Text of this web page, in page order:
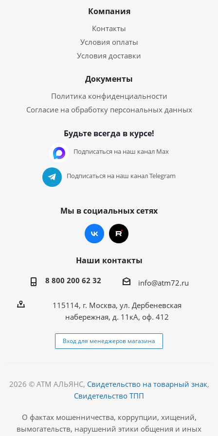
Компания
Контакты
Условия оплаты
Условия доставки
Документы
Политика конфиденциальности
Согласие на обработку персональных данных
Будьте всегда в курсе!
Подписаться на наш канал Max
Подписаться на наш канал Telegram
Мы в социальных сетях
Наши контакты
8 800 200 62 32 info@atm72.ru
115114, г. Москва, ул. Дербеневская
набережная, д. 11кА, оф. 412
Вход для менеджеров магазина
2026 © АТМ АЛЬЯНС, Свидетельство на товарный знак,
Свидетельство ТПП
О фактах мошенничества, коррупции, хищений,
вымогательств, нарушений этики общения и иных